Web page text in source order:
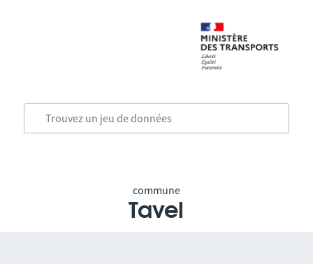
commune
Tavel